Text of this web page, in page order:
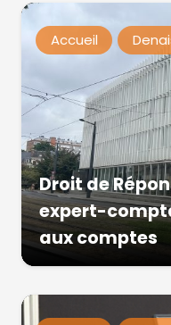
Accueil
Droit de
expert-
aux comptes